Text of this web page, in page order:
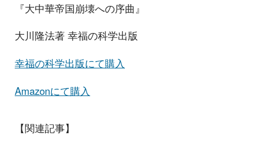
『大中華帝国崩壊への序曲』
大川隆法著 幸福の科学出版
幸福の科学出版にて購入
Amazonにて購入
【関連記事】